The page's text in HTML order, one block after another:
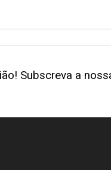
Subscreva a